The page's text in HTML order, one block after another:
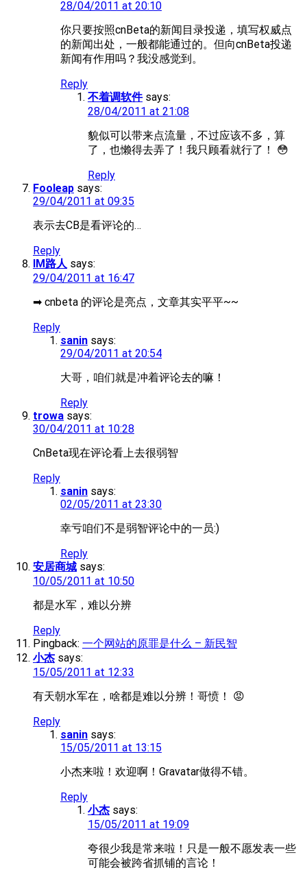
28/04/2011 at 20:10
你只要按照cnBeta的新闻目录投递，填写权威点
的新闻出处，一般都能通过的。但向cnBeta投递
新闻有作用吗？我没感觉到。
Reply
不着调软件 says:
28/04/2011 at 21:08
貌似可以带来点流量，不过应该不多，算
了，也懒得去弄了！我只顾看就行了！ 😳
Reply
Fooleap says:
29/04/2011 at 09:35
表示去CB是看评论的…
Reply
IM路人 says:
29/04/2011 at 16:47
➡ cnbeta 的评论是亮点，文章其实平平~~
Reply
sanin says:
29/04/2011 at 20:54
大哥，咱们就是冲着评论去的嘛！
Reply
trowa says:
30/04/2011 at 10:28
CnBeta现在评论看上去很弱智
Reply
sanin says:
02/05/2011 at 23:30
幸亏咱们不是弱智评论中的一员:)
Reply
安居商城 says:
10/05/2011 at 10:50
都是水军，难以分辨
Reply
Pingback: 一个网站的原罪是什么 – 新民智
小杰 says:
15/05/2011 at 12:33
有天朝水军在，啥都是难以分辨！哥愤！ 😡
Reply
sanin says:
15/05/2011 at 13:15
小杰来啦！欢迎啊！Gravatar做得不错。
Reply
小杰 says:
15/05/2011 at 19:09
夸很少我是常来啦！只是一般不愿发表一些
可能会被跨省抓铺的言论！